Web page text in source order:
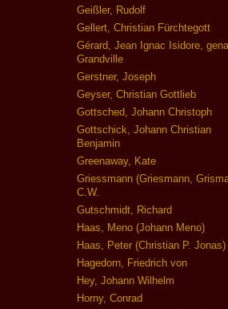
Geißler, Rudolf
Gellert, Christian Fürchtegott
Gérard, Jean Ignac Isidore,
Grandville
Gerstner, Joseph
Geyser, Christian Gottlieb
Gottsched, Johann Christoph
Gottschick, Johann Christian
Benjamin
Greenaway, Kate
Griessmann (Griesmann,
C.W.
Gutschmidt, Richard
Haas, Meno (Johann Meno)
Haas, Peter (Christian P. Jonas)
Hagedorn, Friedrich von
Hey, Johann Wilhelm
Horny, Conrad